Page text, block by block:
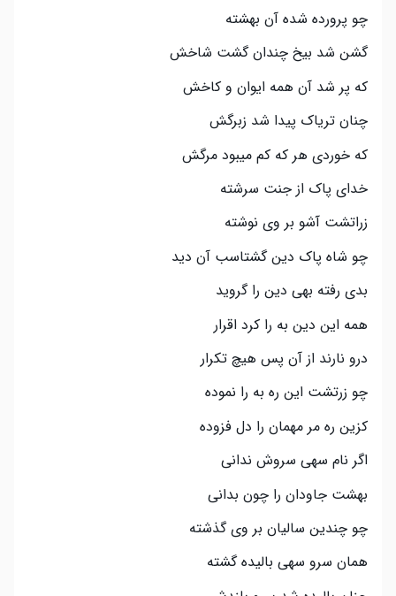
چو پرورده شده آن بهشته
گشن شد بیخ چندان گشت شاخش
که پر شد آن همه ایوان و کاخش
چنان تریاک پیدا شد زبرگش
که خوردی هر که کم میبود مرگش
خدای پاک از جنت سرشته
زراتشت آشو بر وی نوشته
چو شاه پاک دین گشتاسب آن دید
بدی رفته بهی دین را گروید
همه این دین به را کرد اقرار
درو نارند از آن پس هیچ تکرار
چو زرتشت این ره به را نموده
کزین ره مر مهمان را دل فزوده
اگر نام سهی سروش ندانی
بهشت جاودان را چون بدانی
چو چندین سالیان بر وی گذشته
همان سرو سهی بالیده گشته